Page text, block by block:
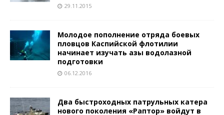
29.11.2015
Молодое пополнение отряда боевых
пловцов Каспийской флотилии
начинает изучать азы водолазной
подготовки
06.12.2016
Два быстроходных патрульных катера
нового поколения «Раптор» войдут в